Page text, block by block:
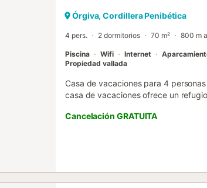
Órgiva, Cordillera Penibética
4 pers. 2 dormitorios 70 m² 800 m
Piscina Wifi Internet
Propiedad vallada
Casa de vacaciones para 4
casa de vacaciones ofrece un
acogedora chimenea para las
ducha, una cama de matrimonio y
totalmente equipada, y un salón
toque rústico de las vigas de
permitidas bajo petición. En el
Cancelación GRATUITA